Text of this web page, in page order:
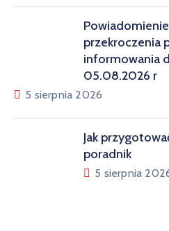
przekroczenia
informowania
05.08.2026 r
5 sierpnia 2026
Jak
poradnik
5 sierpnia